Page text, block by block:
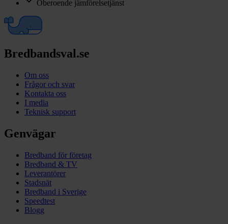
Oberoende jämförelsetjänst
Bredbandsval.se
Om oss
Frågor och svar
Kontakta oss
I media
Teknisk support
Genvägar
Bredband för företag
Bredband & TV
Leverantörer
Stadsnät
Bredband i Sverige
Speedtest
Blogg